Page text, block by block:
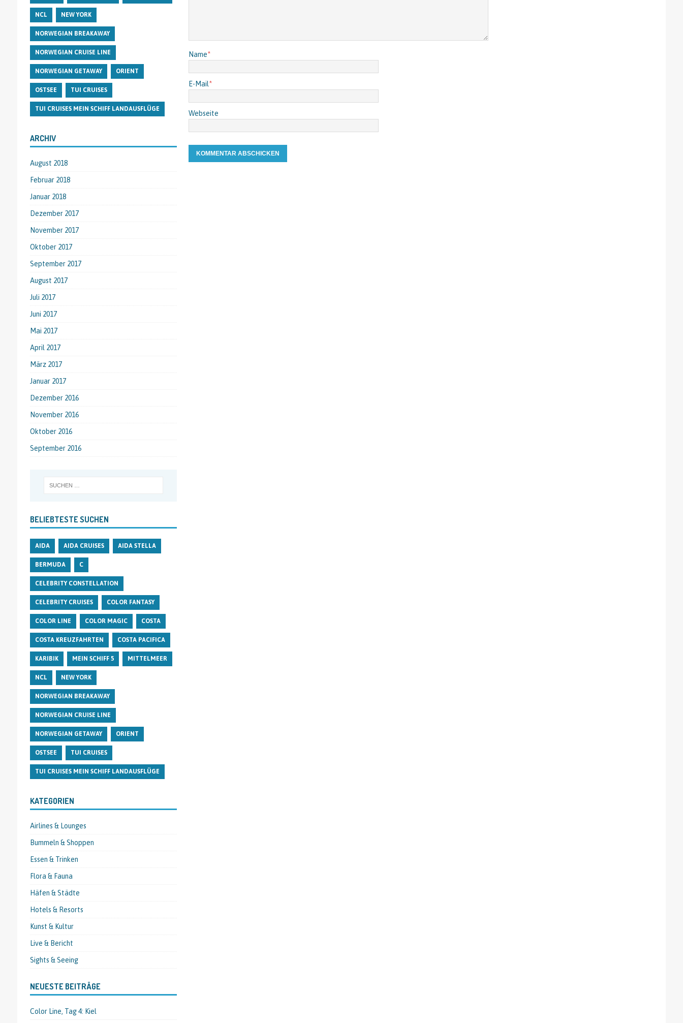
Name*
E-Mail*
Webseite
NCL NEW YORK
NORWEGIAN BREAKAWAY
NORWEGIAN CRUISE LINE
NORWEGIAN GETAWAY ORIENT
OSTSEE TUI CRUISES
TUI CRUISES MEIN SCHIFF LANDAUSFLÜGE
ARCHIV
August 2018
Februar 2018
Januar 2018
Dezember 2017
November 2017
Oktober 2017
September 2017
August 2017
Juli 2017
Juni 2017
Mai 2017
April 2017
März 2017
Januar 2017
Dezember 2016
November 2016
Oktober 2016
September 2016
BELIEBTESTE SUCHEN
AIDA AIDA CRUISES AIDA STELLA
BERMUDA C
CELEBRITY CONSTELLATION
CELEBRITY CRUISES COLOR FANTASY
COLOR LINE COLOR MAGIC COSTA
COSTA KREUZFAHRTEN COSTA PACIFICA
KARIBIK MEIN SCHIFF 5 MITTELMEER
NCL NEW YORK
NORWEGIAN BREAKAWAY
NORWEGIAN CRUISE LINE
NORWEGIAN GETAWAY ORIENT
OSTSEE TUI CRUISES
TUI CRUISES MEIN SCHIFF LANDAUSFLÜGE
KATEGORIEN
Airlines & Lounges
Bummeln & Shoppen
Essen & Trinken
Flora & Fauna
Häfen & Städte
Hotels & Resorts
Kunst & Kultur
Live & Bericht
Sights & Seeing
NEUESTE BEITRÄGE
Color Line, Tag 4: Kiel